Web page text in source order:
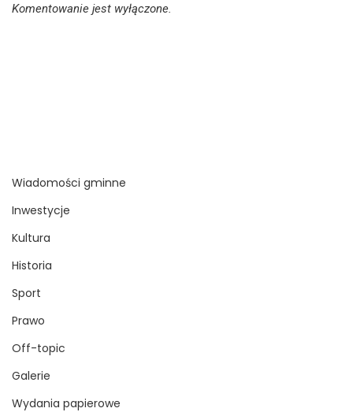
Komentowanie jest wyłączone.
Wiadomości gminne
Inwestycje
Kultura
Historia
Sport
Prawo
Off-topic
Galerie
Wydania papierowe